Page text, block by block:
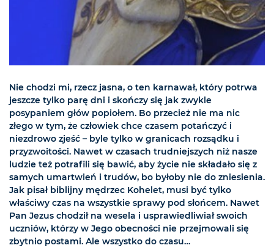
Nie chodzi mi, rzecz jasna, o ten karnawał, który potrwa
jeszcze tylko parę dni i skończy się jak zwykle
posypaniem głów popiołem. Bo przecież nie ma nic
złego w tym, że człowiek chce czasem potańczyć i
niezdrowo zjeść – byle tylko w granicach rozsądku i
przyzwoitości. Nawet w czasach trudniejszych niż nasze
ludzie też potrafili się bawić, aby życie nie składało się z
samych umartwień i trudów, bo byłoby nie do zniesienia.
Jak pisał biblijny mędrzec Kohelet, musi być tylko
właściwy czas na wszystkie sprawy pod słońcem. Nawet
Pan Jezus chodził na wesela i usprawiedliwiał swoich
uczniów, którzy w Jego obecności nie przejmowali się
zbytnio postami. Ale wszystko do czasu…